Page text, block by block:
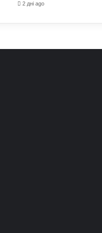
2 дні ago